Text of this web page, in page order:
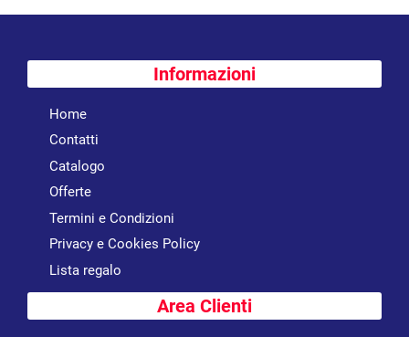
Informazioni
Home
Contatti
Catalogo
Offerte
Termini e Condizioni
Privacy e Cookies Policy
Lista regalo
Area Clienti